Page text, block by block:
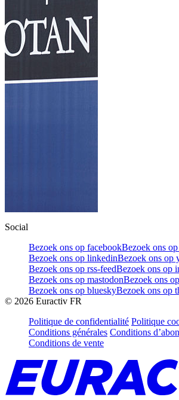
Social
Bezoek ons op facebookBezoek ons
Bezoek ons op linkedinBezoek ons op
Bezoek ons op rss-feedBezoek ons op
Bezoek ons op mastodonBezoek ons
Bezoek ons op blueskyBezoek ons op
© 2026 Euractiv FR
Politique de confidentialité Politique
Conditions générales Conditions
Conditions de vente